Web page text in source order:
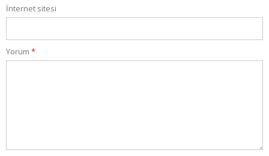
İnternet sitesi
Yorum *